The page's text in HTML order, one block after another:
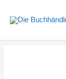
Inhalt